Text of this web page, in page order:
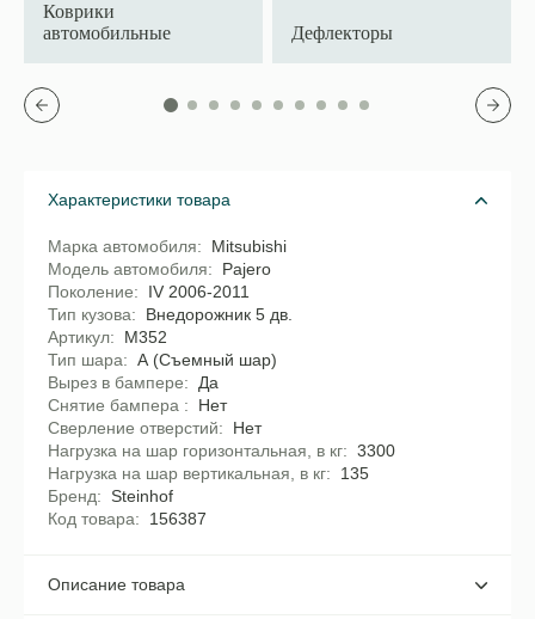
Коврики
автомобильные
Дефлекторы
Характеристики товара
Марка автомобиля
Mitsubishi
Модель автомобиля
Pajero
Поколение
IV 2006-2011
Тип кузова
Внедорожник 5 дв.
Артикул
M352
Тип шара
А (Съемный шар)
Вырез в бампере
Да
Снятие бампера
Нет
Сверление отверстий
Нет
Нагрузка на шар горизонтальная, в кг
3300
Нагрузка на шар вертикальная, в кг
135
Бренд
Steinhof
Код товара
156387
Описание товара